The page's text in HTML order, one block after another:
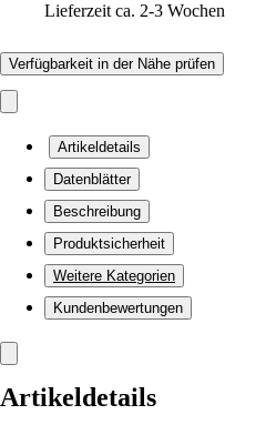
Lieferzeit ca. 2-3 Wochen
Verfügbarkeit in der Nähe prüfen
Artikeldetails
Datenblätter
Beschreibung
Produktsicherheit
Weitere Kategorien
Kundenbewertungen
Artikeldetails